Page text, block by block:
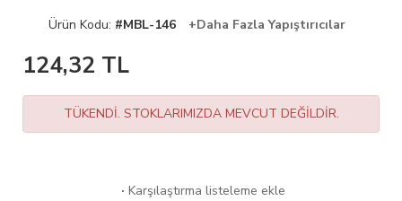
Ürün Kodu: #MBL-146 +Daha Fazla Yapıştırıcılar
124,32 TL
TÜKENDİ. STOKLARIMIZDA MEVCUT DEĞİLDİR.
· Karşılaştırma listeleme ekle